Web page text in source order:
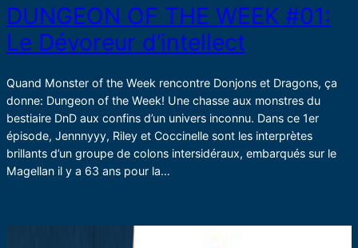
DUNGEON OF THE WEEK #01:
Le Dévoreur d’intellect
Quand Monster of the Week rencontre Donjons et Dragons, ça
donne: Dungeon of the Week! Une chasse aux monstres du
bestiaire DnD aux confins d’un univers inconnu. Dans ce 1er
épisode, Jennnyyy, Riley et Coccinelle sont les interprètes
brillants d’un groupe de colons intersidéraux, embarqués sur le
Magellan il y a 63 ans pour la…